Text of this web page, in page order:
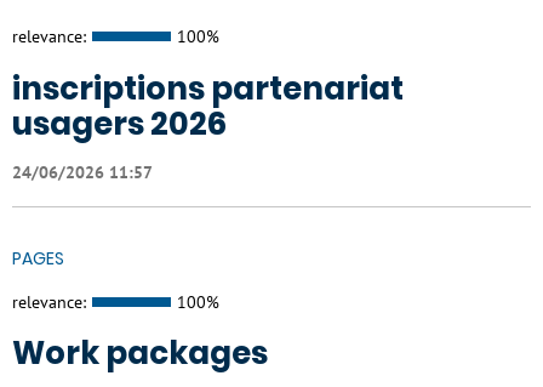
relevance: 100%
inscriptions partenariat
usagers 2026
24/06/2026 11:57
PAGES
relevance: 100%
Work packages